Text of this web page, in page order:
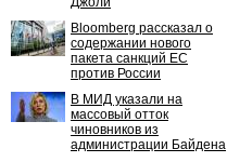
Bloomberg рассказал о
содержании нового
пакета санкций ЕС
против России
В МИД указали на
массовый отток
чиновников из
администрации Байдена